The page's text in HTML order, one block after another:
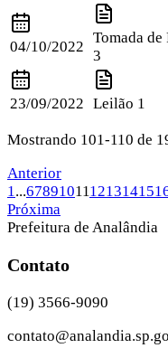
04/10/2022
Tomada de
3
23/09/2022 Leilão 1
Mostrando 101-110 de
Anterior
1...6789101112131415
Próxima
Prefeitura de Analândia
Contato
(19) 3566-9090